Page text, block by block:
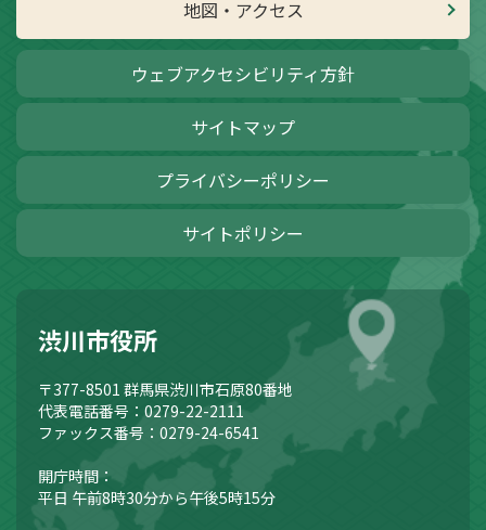
地図・アクセス
ウェブアクセシビリティ方針
サイトマップ
プライバシーポリシー
サイトポリシー
渋川市役所
〒377-8501 群馬県渋川市石原80番地
代表電話番号：0279-22-2111
ファックス番号：0279-24-6541
開庁時間：
平日 午前8時30分から午後5時15分